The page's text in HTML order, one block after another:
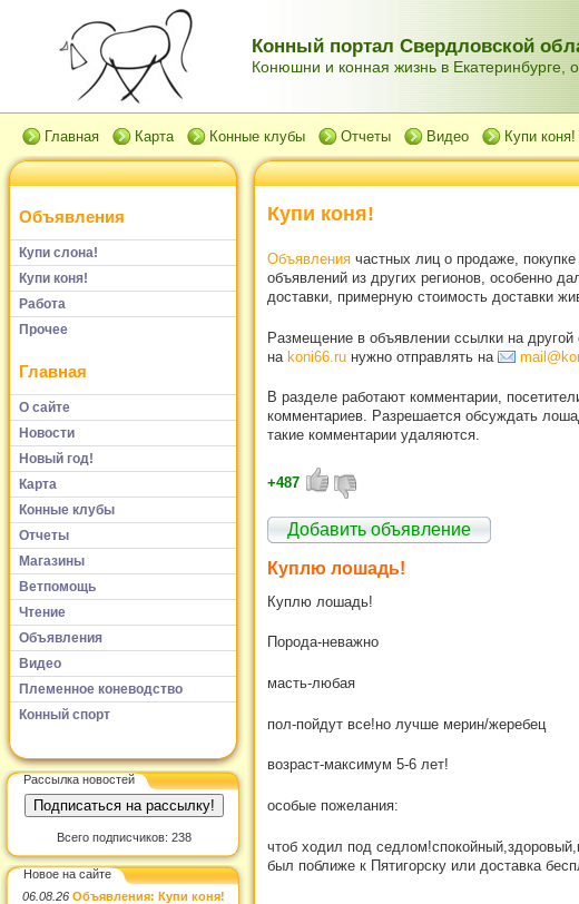
Конный портал Свердловской
Конюшни и конная жизнь в Екатеринбурге,
Главная Карта Конные клубы Отчеты Видео Купи коня!
Объявления
Купи слона!
Купи коня!
Работа
Прочее
Главная
О сайте
Новости
Новый год!
Карта
Конные клубы
Отчеты
Магазины
Ветпомощь
Чтение
Объявления
Видео
Племенное коневодство
Конный спорт
Рассылка новостей
Всего подписчиков: 238
Новое на сайте
06.08.26 Объявления: Купи коня!
Купи коня!
Объявления частных лиц о продаже,
объявлений из других регионов, особенно
доставки, примерную стоимость доставки
Размещение в объявлении ссылки на
на koni66.ru нужно отправлять на
В разделе работают комментарии,
комментариев. Разрешается обсуждать
такие комментарии удаляются.
+487
Добавить объявление
Куплю лошадь!
Куплю лошадь!
Порода-неважно
масть-любая
пол-пойдут все!но лучше мерин/жеребец
возраст-максимум 5-6 лет!
особые пожелания:
чтоб ходил под
был поближе к Пятигорску или доставка